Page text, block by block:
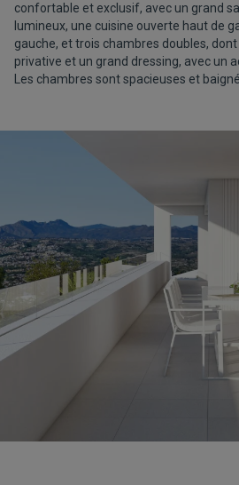
confortable et exclusif, avec un grand
lumineux, une cuisine ouverte haut de
gauche, et trois chambres doubles,
privative et un grand dressing, avec un
Les chambres sont spacieuses et